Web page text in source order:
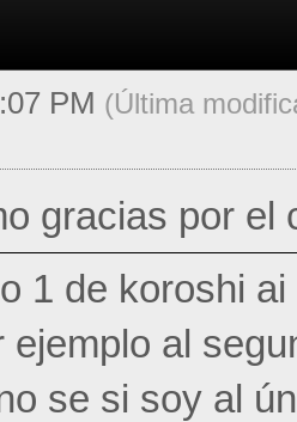
PM (Última
gracias por el
1 de koroshi
ejemplo al
se si soy al